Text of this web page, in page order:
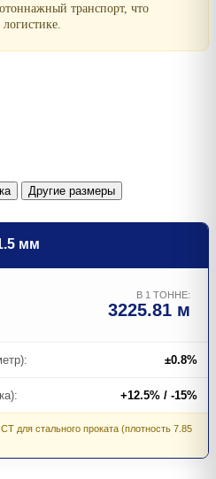
транспорт, что
Другие размеры
мм
В 1 ТОННЕ:
3225.81 м
±0.8%
+12.5% / -15%
для стального проката (плотность 7.85